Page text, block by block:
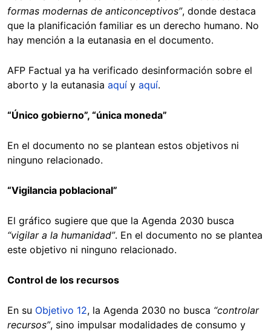
formas modernas de anticonceptivos”, donde destaca
que la planificación familiar es un derecho humano. No
hay mención a la eutanasia en el documento.
AFP Factual ya ha verificado desinformación sobre el
aborto y la eutanasia aquí y aquí.
“Único gobierno”, “única moneda”
En el documento no se plantean estos objetivos ni
ninguno relacionado.
“Vigilancia poblacional”
El gráfico sugiere que que la Agenda 2030 busca
“vigilar a la humanidad”. En el documento no se plantea
este objetivo ni ninguno relacionado.
Control de los recursos
En su Objetivo 12, la Agenda 2030 no busca “controlar
recursos”, sino impulsar modalidades de consumo y